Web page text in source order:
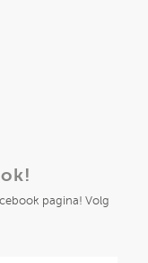
pagina! Volg